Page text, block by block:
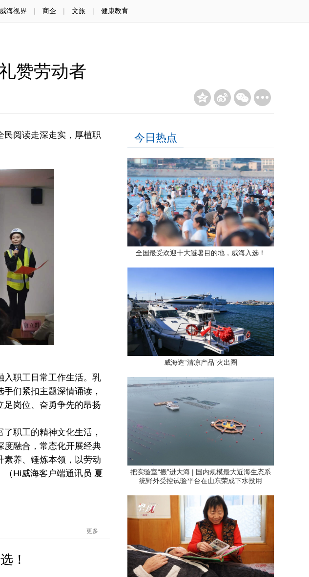
威海视界 | 商企 | 文旅 | 健康教育
赞劳动者
阅读走深走实，厚植职
职工日常工作生活。乳
们紧扣主题深情诵读，
足岗位、奋勇争先的昂扬
职工的精神文化生活，
度融合，常态化开展经典
素养、锤炼本领，以劳动
（Hi威海客户端通讯员 夏
更多
！
今日热点
全国最受欢迎十大避暑目的地，威海入选！
威海造“清凉产品”火出圈
把实验室“搬”进大海 | 国内规模最大近海生态系
统野外受控试验平台在山东荣成下水投用